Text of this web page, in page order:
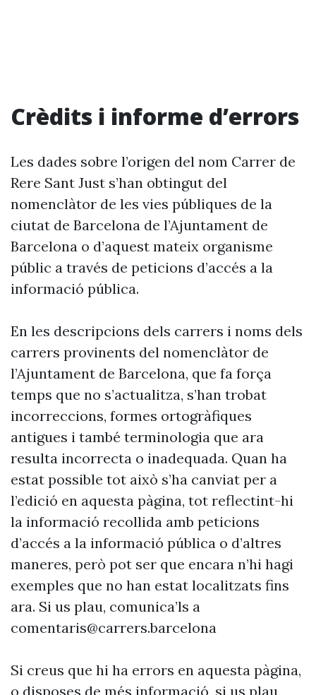
Crèdits i informe d’errors
Les dades sobre l’origen del nom Carrer de
Rere Sant Just s’han obtingut del
nomenclàtor de les vies públiques de la
ciutat de Barcelona de l’Ajuntament de
Barcelona o d’aquest mateix organisme
públic a través de peticions d’accés a la
informació pública.
En les descripcions dels carrers i noms dels
carrers provinents del nomenclàtor de
l’Ajuntament de Barcelona, que fa força
temps que no s’actualitza, s’han trobat
incorreccions, formes ortogràfiques
antigues i també terminologia que ara
resulta incorrecta o inadequada. Quan ha
estat possible tot això s’ha canviat per a
l’edició en aquesta pàgina, tot reflectint-hi
la informació recollida amb peticions
d’accés a la informació pública o d’altres
maneres, però pot ser que encara n’hi hagi
exemples que no han estat localitzats fins
ara. Si us plau, comunica’ls a
comentaris@carrers.barcelona
Si creus que hi ha errors en aquesta pàgina,
o disposes de més informació, si us plau